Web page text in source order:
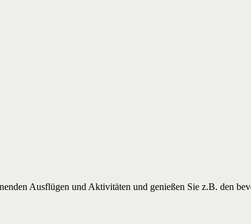
Ausflügen und Aktivitäten und genießen Sie z.B. den